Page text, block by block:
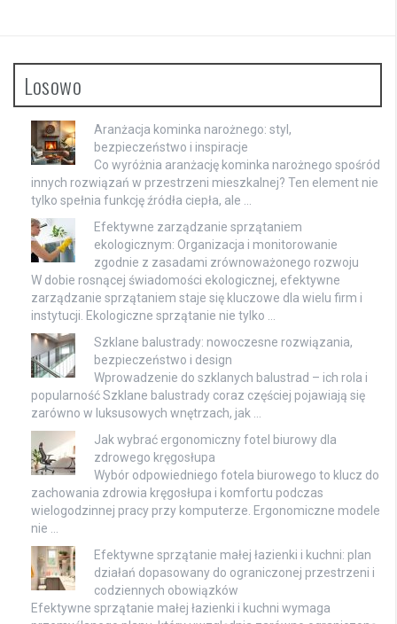
Losowo
Aranżacja kominka narożnego: styl,
bezpieczeństwo i inspiracje
Co wyróżnia aranżację kominka narożnego spośród
innych rozwiązań w przestrzeni mieszkalnej? Ten element nie
tylko spełnia funkcję źródła ciepła, ale …
Efektywne zarządzanie sprzątaniem
ekologicznym: Organizacja i monitorowanie
zgodnie z zasadami zrównoważonego rozwoju
W dobie rosnącej świadomości ekologicznej, efektywne
zarządzanie sprzątaniem staje się kluczowe dla wielu firm i
instytucji. Ekologiczne sprzątanie nie tylko …
Szklane balustrady: nowoczesne rozwiązania,
bezpieczeństwo i design
Wprowadzenie do szklanych balustrad – ich rola i
popularność Szklane balustrady coraz częściej pojawiają się
zarówno w luksusowych wnętrzach, jak …
Jak wybrać ergonomiczny fotel biurowy dla
zdrowego kręgosłupa
Wybór odpowiedniego fotela biurowego to klucz do
zachowania zdrowia kręgosłupa i komfortu podczas
wielogodzinnej pracy przy komputerze. Ergonomiczne modele
nie …
Efektywne sprzątanie małej łazienki i kuchni: plan
działań dopasowany do ograniczonej przestrzeni i
codziennych obowiązków
Efektywne sprzątanie małej łazienki i kuchni wymaga